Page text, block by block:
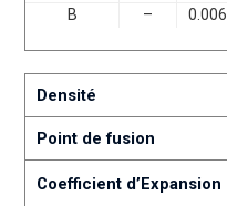
B
– 0.006
Densité
Point de fusion
Coefficient d’Expansion